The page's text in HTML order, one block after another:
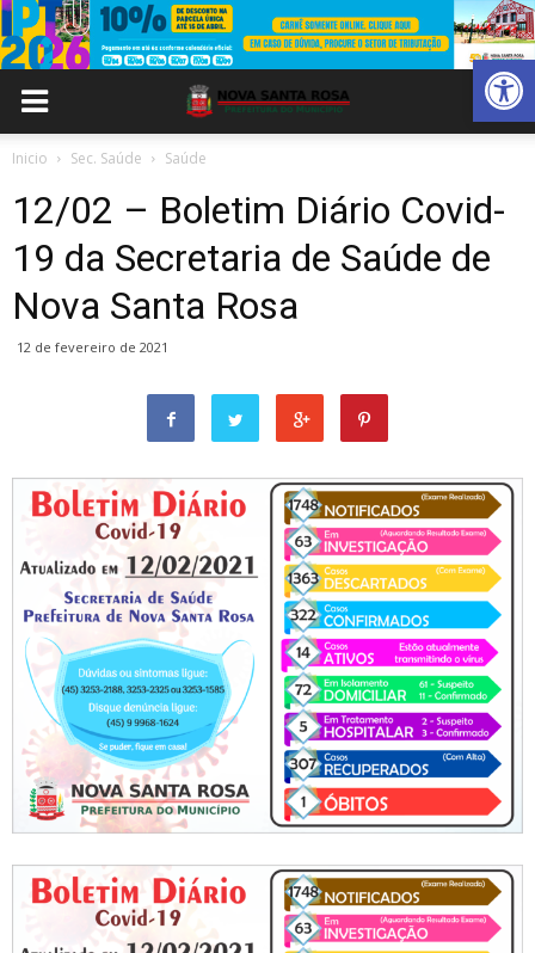
Abrir
Inicio Sec. Saúde Saúde
12/02 – Boletim Diário Covid-
19 da Secretaria de Saúde de
Nova Santa Rosa
12 de fevereiro de 2021